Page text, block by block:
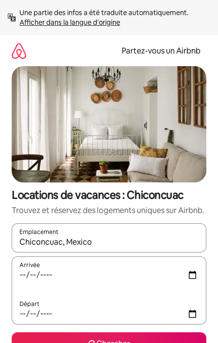
directement
Afficher dans la langue d'origine
Partez-vous un Airbnb
Locations de vacances : Chiconcuac
Trouvez et réservez des logements uniques sur Airbnb.
Emplacement
Quand les résultats sont affichés, parcourez-les en utilisant
Arrivée
Départ